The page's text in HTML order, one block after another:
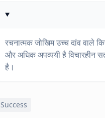
रचनात्मक जोखिम उच्च दांव वाले
और अधिक अपव्ययी है विचारहीन
है।
Success